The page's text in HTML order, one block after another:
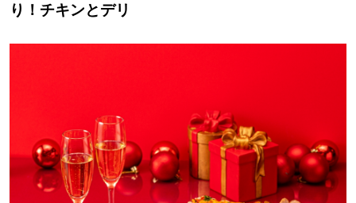
り！チキンとデリ